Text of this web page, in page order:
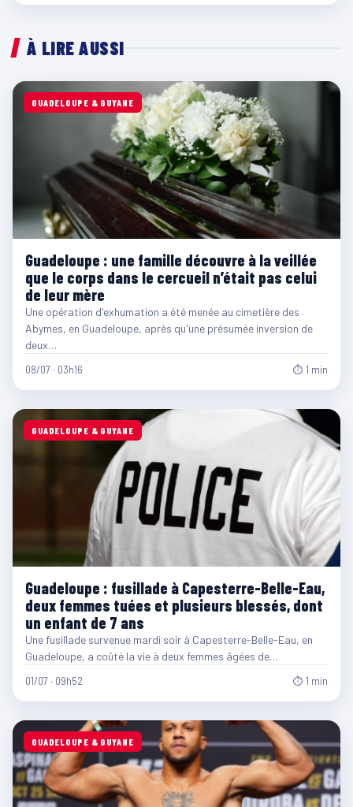
À LIRE AUSSI
GUADELOUPE & GUYANE
Guadeloupe : une famille découvre à la veillée
que le corps dans le cercueil n’était pas celui
de leur mère
Une opération d'exhumation a été menée au cimetière des
Abymes, en Guadeloupe, après qu'une présumée inversion de
deux…
08/07 · 03h16 ⏱ 1 min
GUADELOUPE & GUYANE
Guadeloupe : fusillade à Capesterre-Belle-Eau,
deux femmes tuées et plusieurs blessés, dont
un enfant de 7 ans
Une fusillade survenue mardi soir à Capesterre-Belle-Eau, en
Guadeloupe, a coûté la vie à deux femmes âgées de…
01/07 · 09h52 ⏱ 1 min
GUADELOUPE & GUYANE